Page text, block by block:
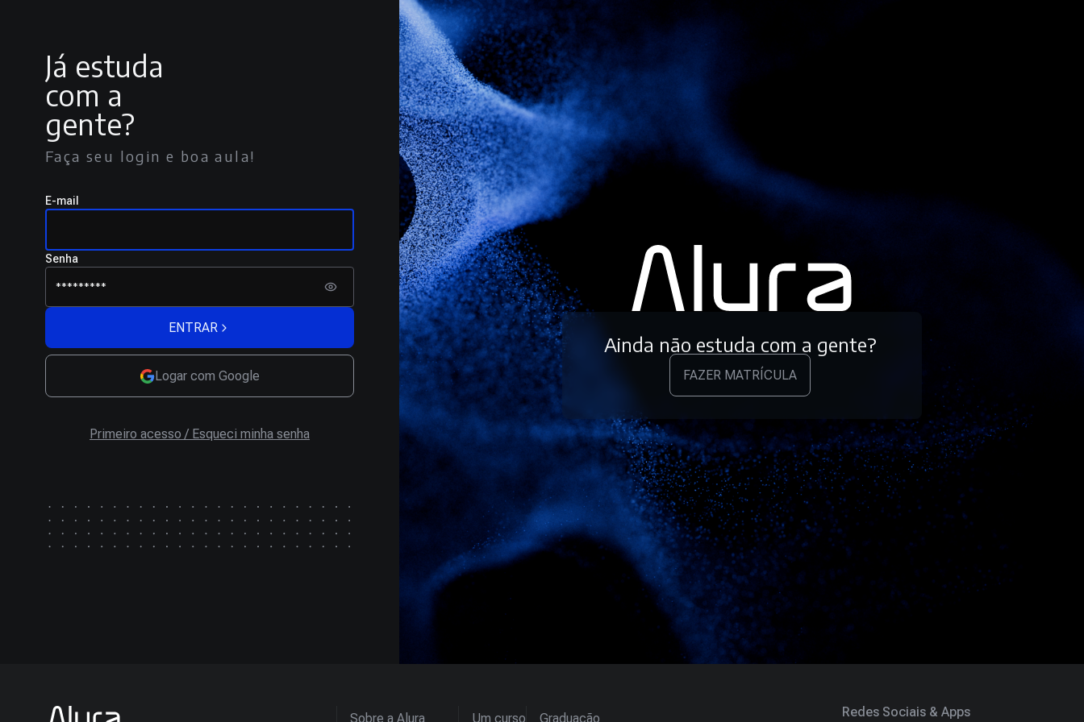
Já estuda
com a
gente?
Faça seu login e boa aula!
E-mail
Senha
ENTRAR
Logar com Google
Primeiro acesso / Esqueci minha senha
Ainda não estuda com a gente?
FAZER MATRÍCULA
Sobre a Alura Um curso Graduação Redes Sociais & Apps